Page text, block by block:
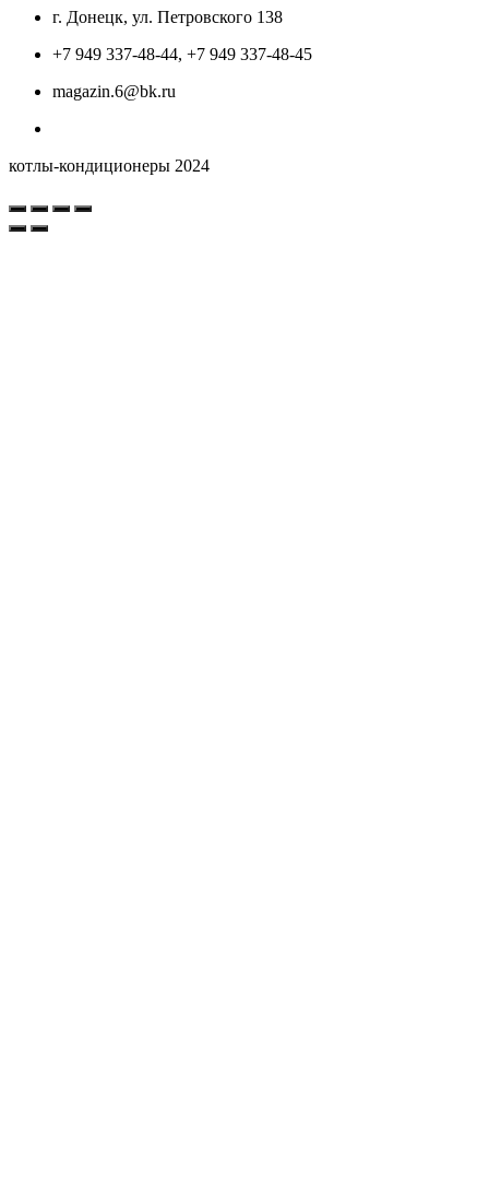
г. Донецк, ул. Петровского 138
+7 949 337-48-44, +7 949 337-48-45
magazin.6@bk.ru
котлы-кондиционеры 2024